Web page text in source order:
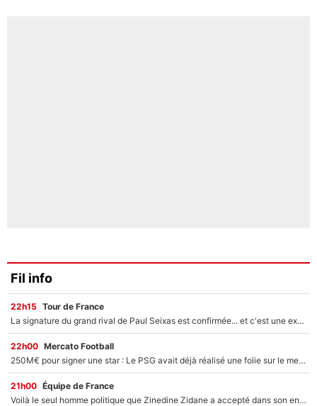
Fil info
22h15 Tour de France
La signature du grand rival de Paul Seixas est confirmée... et c'est une excellente nouvelle pour l'équipe Decathlon-CMA CGM !
22h00 Mercato Football
250M€ pour signer une star : Le PSG avait déjà réalisé une folie sur le mercato bien avant Neymar !
21h00 Équipe de France
Voilà le seul homme politique que Zinedine Zidane a accepté dans son entourage : «Je garde un très bon souvenir de lui»